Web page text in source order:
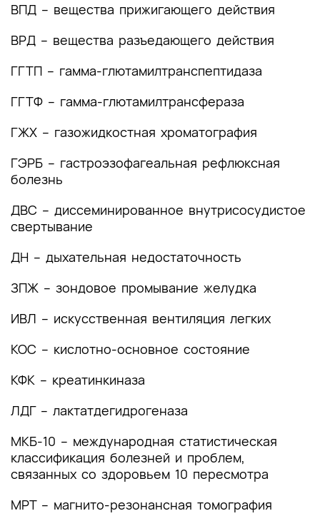
2. Диагностика заболевания или состояния
(группы заболеваний или состояний)
медицинские показания и противопоказания к
применению методов диагностики
2.1 Жалобы и анамнез
2.2 Физикальное обследование
2.3 Лабораторные диагностические
исследования
2.4 Инструментальные диагностические
исследования
2.5 Иные диагностические исследования
3. Лечение, включая медикаментозную и
немедикаментозную терапии, диетотерапию,
обезболивание, медицинские показания и
противопоказания к применению методов
лечения
4. Медицинская реабилитация и санаторно-
курортное лечение, медицинские показания и
противопоказания к применению методов
медицинской реабилитации, в том числе
основанных на использовании природных
лечебных факторов
5. Профилактика и диспансерное наблюдение,
медицинские показания и противопоказания к
применению методов профилактики
ВПД – вещества прижигающего действия
ВРД – вещества разъедающего действия
ГГТП – гамма-глютамилтранспептидаза
ГГТФ – гамма-глютамилтрансфераза
ГЖХ – газожидкостная хроматография
ГЭРБ – гастроэзофагеальная рефлюксная
болезнь
ДВС – диссеминированное внутрисосудистое
свертывание
ДН – дыхательная недостаточность
ЗПЖ – зондовое промывание желудка
ИВЛ – искусственная вентиляция легких
КОС – кислотно-основное состояние
КФК – креатинкиназа
ЛДГ – лактатдегидрогеназа
МКБ-10 – международная статистическая
классификация болезней и проблем,
связанных со здоровьем 10 пересмотра
МРТ – магнито-резонансная томография